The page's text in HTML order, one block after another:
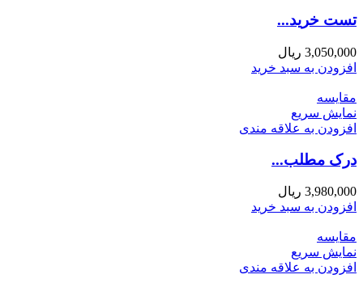
تست خرید...
3,050,000 ریال
افزودن به سبد خرید
مقايسه
نمایش سریع
افزودن به علاقه مندی
درک مطلب...
3,980,000 ریال
افزودن به سبد خرید
مقايسه
نمایش سریع
افزودن به علاقه مندی